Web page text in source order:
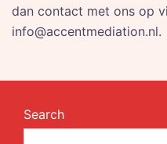
dan contact met ons op
info@accentmediation.nl.
Search